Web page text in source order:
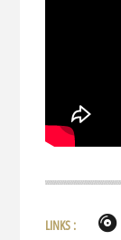
LINKS :